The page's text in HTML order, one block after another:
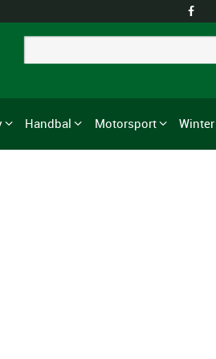

Handbal Motorsport Winter